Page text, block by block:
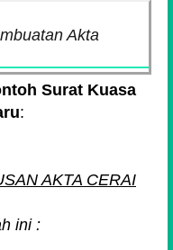
Akta
Surat Kuasa
:
AKTA CERAI
ini :